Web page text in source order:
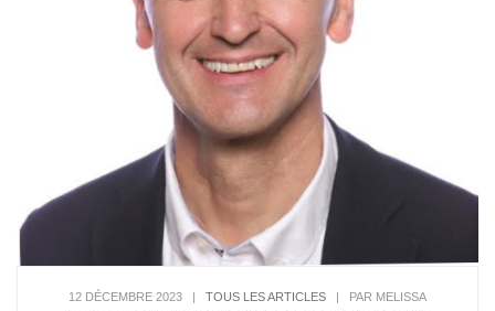
12 DÉCEMBRE 2023 | TOUS LES ARTICLES | PAR MELISSA